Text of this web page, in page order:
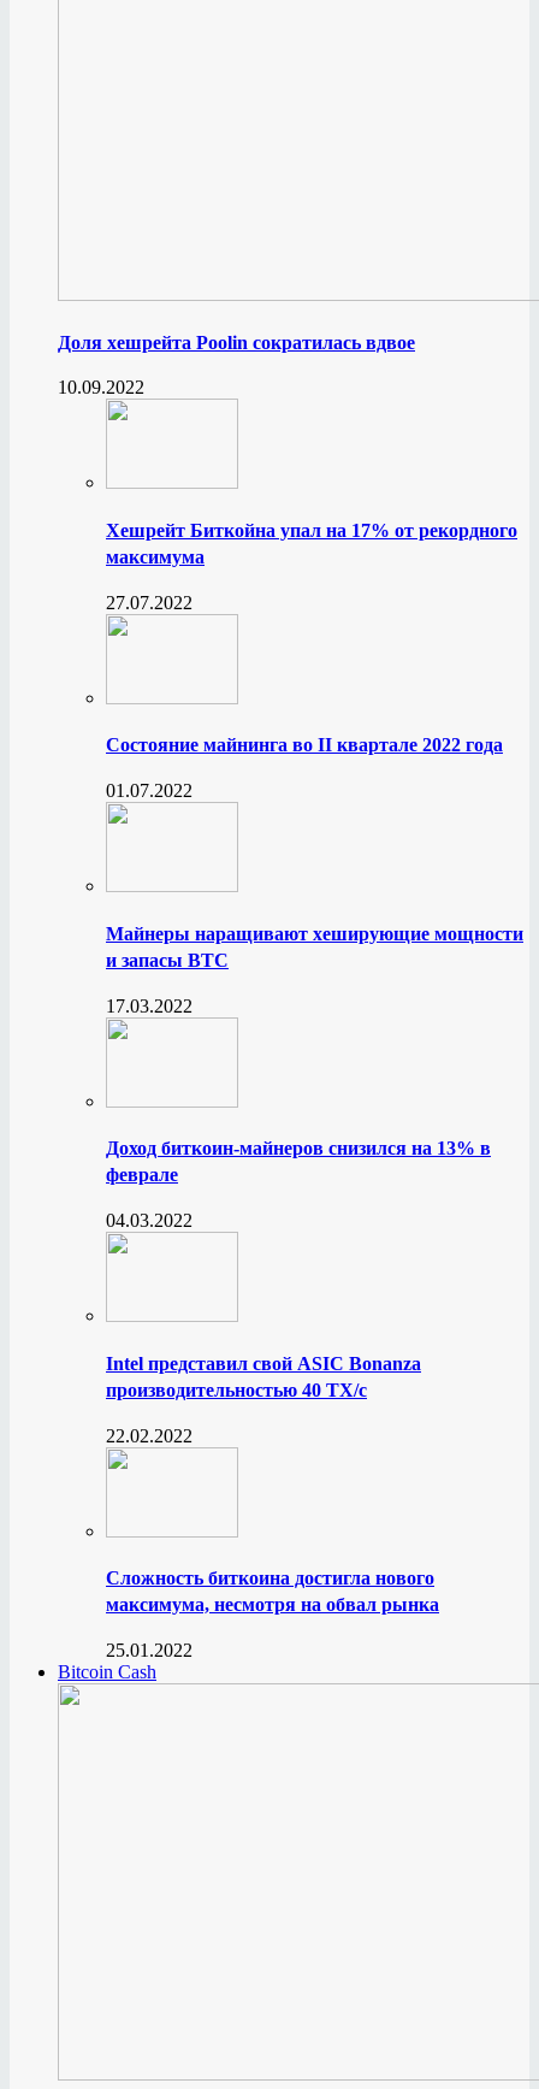
Доля хешрейта Poolin сократилась вдвое
10.09.2022
Хешрейт Биткойна упал на 17% от рекордного
максимума
27.07.2022
Состояние майнинга во II квартале 2022 года
01.07.2022
Майнеры наращивают хеширующие мощности
и запасы BTC
17.03.2022
Доход биткоин-майнеров снизился на 13% в
феврале
04.03.2022
Intel представил свой ASIC Bonanza
производительностью 40 ТХ/с
22.02.2022
Сложность биткоина достигла нового
максимума, несмотря на обвал рынка
25.01.2022
Bitcoin Cash